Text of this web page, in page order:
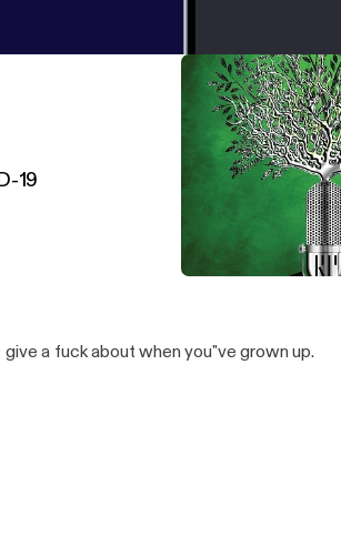
19
give a fuck about when you"ve grown up.